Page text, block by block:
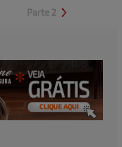
Parte 2